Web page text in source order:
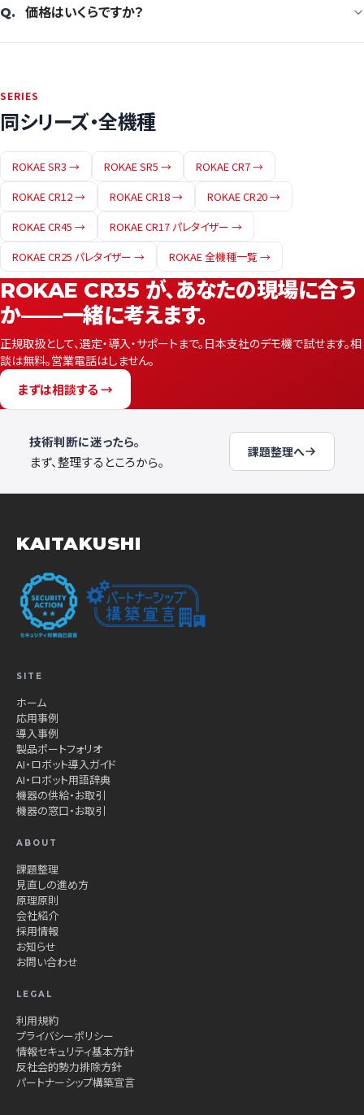
Q. 価格はいくらですか？
SERIES
同シリーズ・全機種
ROKAE SR3 → ROKAE SR5 →
ROKAE CR7 →
ROKAE CR12 →
ROKAE CR18 →
ROKAE CR20 →
ROKAE CR45 →
ROKAE CR17 パレタイザー →
ROKAE CR25 パレタイザー →
ROKAE 全機種一覧 →
ROKAE CR35 が、あなたの現場に合う
か——一緒に考えます。
正規取扱として、選定・導入・サポートまで。日本支社のデモ機で試せます。相
談は無料。営業電話はしません。
まずは相談する →
技術判断に迷ったら。
まず、整理するところから。
課題整理へ
KAITAKUSHI
SITE
ホーム
応用事例
導入事例
製品ポートフォリオ
AI・ロボット導入ガイド
AI・ロボット用語辞典
機器の供給・お取引
機器の窓口・お取引
ABOUT
課題整理
見直しの進め方
原理原則
会社紹介
採用情報
お知らせ
お問い合わせ
LEGAL
利用規約
プライバシーポリシー
情報セキュリティ基本方針
反社会的勢力排除方針
パートナーシップ構築宣言